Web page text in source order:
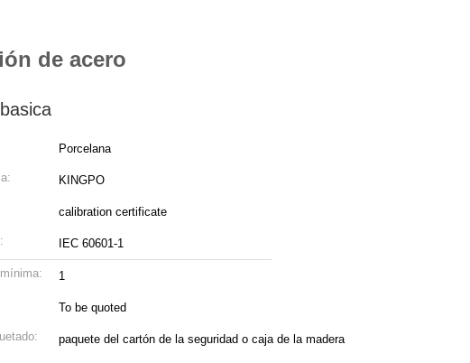
de acero
Porcelana
KINGPO
calibration certificate
IEC 60601-1
1
To be quoted
paquete del cartón de la seguridad o caja de la madera